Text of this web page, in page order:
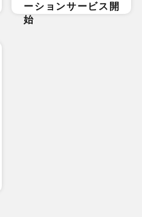
ーションサービス開
始